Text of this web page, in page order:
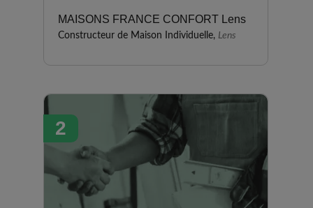
MAISONS FRANCE CONFORT Lens
Constructeur de Maison Individuelle, Lens
2